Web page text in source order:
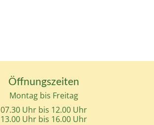
Öffnungszeiten
Montag bis Freitag
07.30 Uhr bis 12.00 Uhr
13.00 Uhr bis 16.00 Uhr